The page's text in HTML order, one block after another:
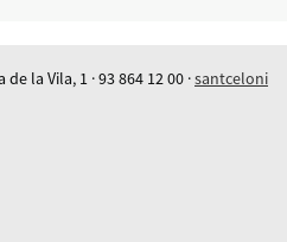
la Vila, 1 · 93 864 12 00 ·santceloni